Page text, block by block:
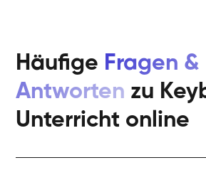
Häufige Fragen &
Antworten zu
Unterricht online